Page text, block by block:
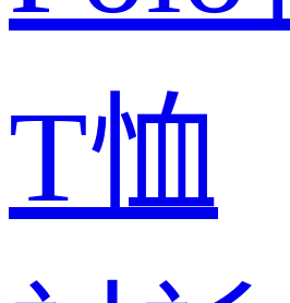
T恤